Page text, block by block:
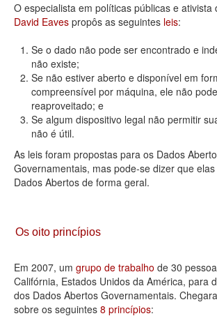
O especialista em políticas públicas e ativista
David Eaves propôs as seguintes leis:
Se o dado não pode ser encontrado e
não existe;
Se não estiver aberto e disponível em
compreensível por máquina, ele não
reaproveitado; e
Se algum dispositivo legal não permitir
não é útil.
As leis foram propostas para os Dados
Governamentais, mas pode-se dizer que
Dados Abertos de forma geral.
Os oito princípios
Em 2007, um grupo de trabalho de 30
Califórnia, Estados Unidos da América, para
dos Dados Abertos Governamentais.
sobre os seguintes 8 princípios: